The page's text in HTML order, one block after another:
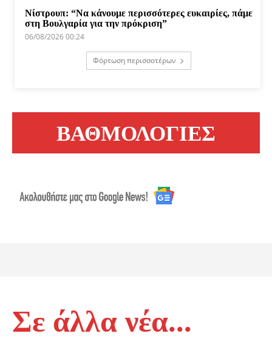
Νίστρουπ: “Να κάνουμε περισσότερες ευκαιρίες, πάμε
στη Βουλγαρία για την πρόκριση”
06/08/2026 00:24
Φόρτωση περισσοτέρων
ΒΑΘΜΟΛΟΓΙΕΣ
Σε άλλα νέα...